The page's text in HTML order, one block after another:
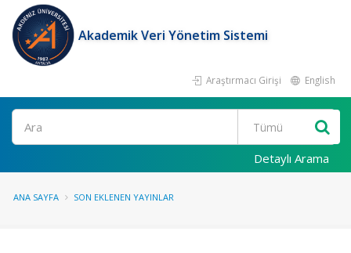
Akademik Veri Yönetim Sistemi
Araştırmacı Girişi English
Ara
Detaylı Arama
ANA SAYFA SON EKLENEN YAYINLAR